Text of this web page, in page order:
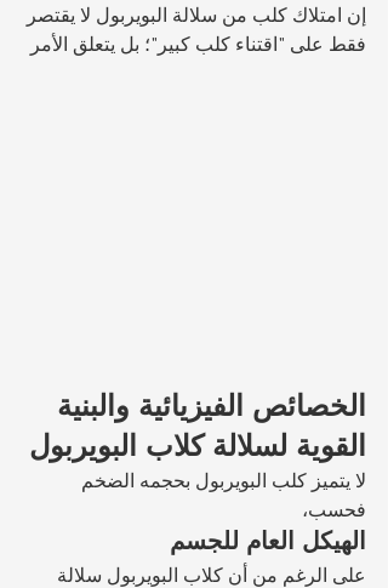
إن امتلاك كلب من سلالة البويربول لا يقتصر
فقط على "اقتناء كلب كبير"؛ بل يتعلق الأمر
الخصائص الفيزيائية والبنية
القوية لسلالة كلاب البويربول
لا يتميز كلب البويربول بحجمه الضخم
فحسب،
الهيكل العام للجسم
على الرغم من أن كلاب البويربول سلالة